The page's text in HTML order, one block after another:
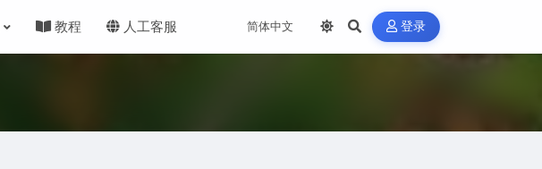
教程 人工客服 登录